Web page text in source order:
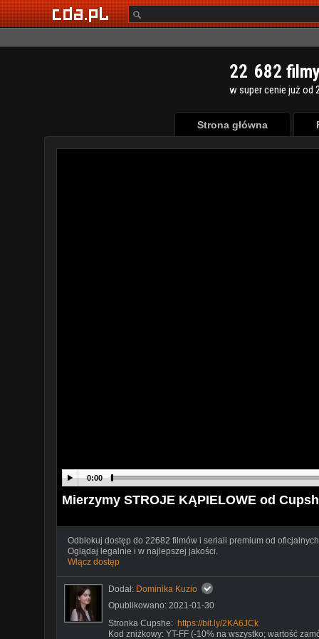
22 682
w super cenie już od
Strona główna
0:00
Mierzymy STROJE KĄPIELOWE od
Odblokuj dostęp do 22682 filmów i seriali premium od
Oglądaj legalnie i w najlepszej jakości.
Włącz dostęp
Dodał: Dominika Kuzio
Opublikowano: 2021-01-30
Stronka Cupshe: https://bit.ly/2KA6JCk
Kod zniżkowy: YT-FF (-10% na wszystko; wartość